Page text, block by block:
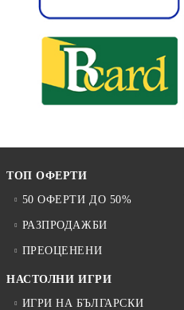
ТОП ОФЕРТИ
50 ОФЕРТИ ДО 50%
РАЗПРОДАЖБИ
ПРЕОЦЕНЕНИ
НАСТОЛНИ ИГРИ
ИГРИ НА БЪЛГАРСКИ